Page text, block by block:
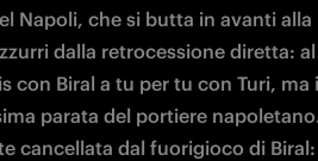
Napoli, che si butta in avanti
dalla retrocessione diretta:
con Biral a tu per tu con Turi,
parata del portiere
cancellata dal fuorigioco di